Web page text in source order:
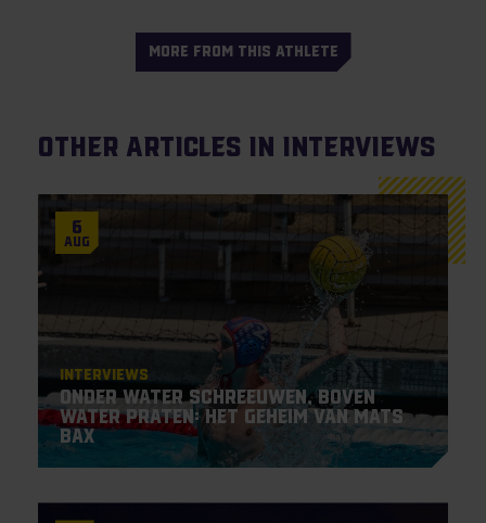
MORE FROM THIS ATHLETE
Other articles in Interviews
6
Aug
Interviews
Onder water schreeuwen, boven
water praten: het geheim van Mats
Bax